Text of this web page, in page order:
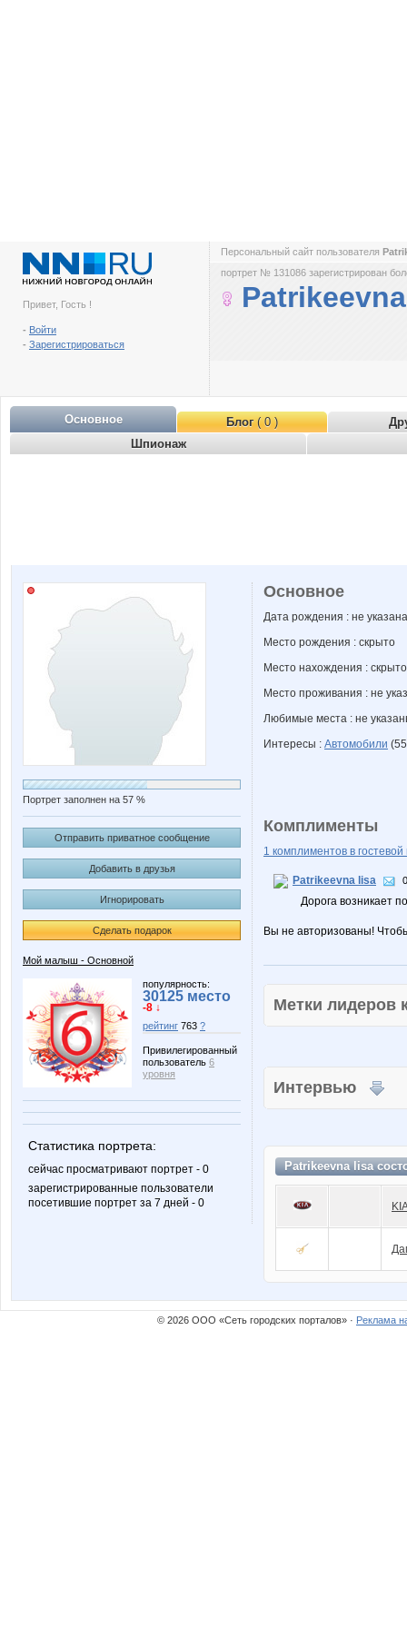
Привет, Гость !
- Войти
- Зарегистрироваться
Персональный сайт пользователя
портрет № 131086 зарегистрирован
Основное Блог( 0 )
Шпионаж
Портрет заполнен на 57 %
Отправить приватное сообщение
Добавить в друзья
Игнорировать
Сделать подарок
Мой малыш - Основной
популярность:
30125 место
-8 ↓
рейтинг 763 ?
Привилегированный
пользователь 6
уровня
Статистика портрета:
сейчас просматривают портрет - 0
зарегистрированные пользователи
посетившие портрет за 7 дней - 0
Основное
Дата рождения : не указана
Место рождения : скрыто
Место нахождения : скрыто
Место проживания : не
Любимые места : не
Интересы : Автомобили
Комплименты
1 комплиментов в гостевой
Patrikeevna lisa
Дорога возникает
Вы не авторизованы!
Метки
Интервью
Patrikeevna lisa
© 2026 ООО «Сеть городских порталов» · Реклама